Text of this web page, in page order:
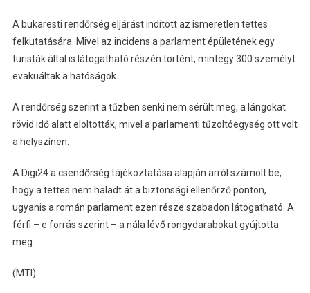
A bukaresti rendőrség eljárást indított az ismeretlen tettes
felkutatására. Mivel az incidens a parlament épületének egy
turisták által is látogatható részén történt, mintegy 300 személyt
evakuáltak a hatóságok.
A rendőrség szerint a tűzben senki nem sérült meg, a lángokat
rövid idő alatt eloltották, mivel a parlamenti tűzoltóegység ott volt
a helyszínen.
A Digi24 a csendőrség tájékoztatása alapján arról számolt be,
hogy a tettes nem haladt át a biztonsági ellenőrző ponton,
ugyanis a román parlament ezen része szabadon látogatható. A
férfi – e forrás szerint – a nála lévő rongydarabokat gyújtotta
meg.
(MTI)